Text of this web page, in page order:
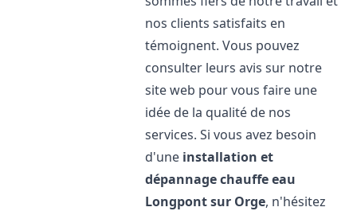
nos clients satisfaits en
témoignent. Vous pouvez
consulter leurs avis sur notre
site web pour vous faire une
idée de la qualité de nos
services. Si vous avez besoin
d'une installation et
dépannage chauffe eau
Longpont sur Orge, n'hésitez